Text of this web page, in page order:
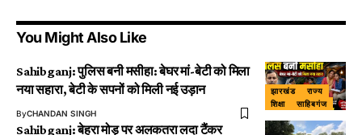
You Might Also Like
झारखंड
राज्य
शिक्षा
साहिबगंज
Sahibganj: पुलिस बनी मसीहा: बेघर मां-बेटी को मिला
नया सहारा, बेटी के सपनों को मिली नई उड़ान
ByCHANDAN SINGH
Sahibganj: बेहरा मोड़ पर अलकतरा लदा टैंकर